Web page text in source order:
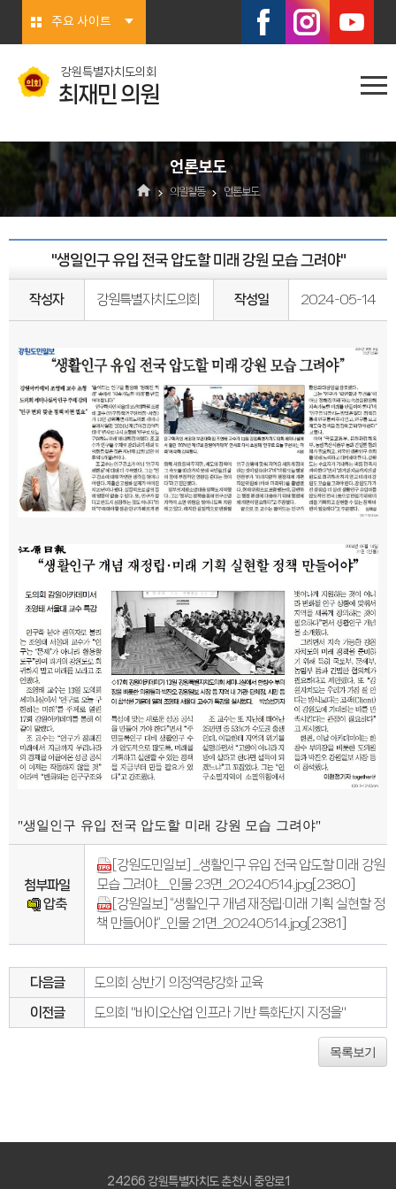
주요 사이트
강원특별자치도의회
최재민 의원
언론보도
의원활동 언론보도
"생일인구 유입 전국 압도할 미래 강원 모습 그려야"
작성자 강원특별자치도의회 작성일 2024-05-14
"생일인구 유입 전국 압도할 미래 강원 모습 그려야"
첨부파일
압축
[강원도민일보] _생활인구 유입 전국 압도할 미래 강원
모습 그려야__인물 23면_20240514.jpg [2380]
[강원일보] “생활인구 개념 재정립·미래 기획 실현할 정
책 만들어야”_인물 21면_20240514.jpg [2381]
다음글
도의회 상반기 의정역량강화 교육
이전글
도의회 "바이오산업 인프라 기반 특화단지 지정을"
목록보기
24266 강원특별자치도 춘천시 중앙로1